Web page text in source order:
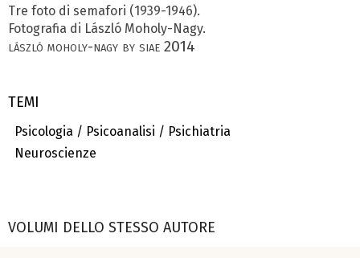
Tre foto di semafori (1939-1946).
Fotografia di László Moholy-Nagy.
lászló moholy-nagy by siae 2014
TEMI
Psicologia / Psicoanalisi / Psichiatria
Neuroscienze
VOLUMI DELLO STESSO AUTORE